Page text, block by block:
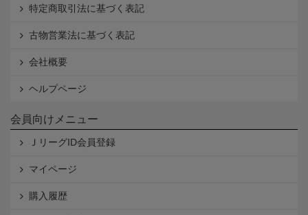
特定商取引法に基づく表記
古物営業法に基づく表記
会社概要
ヘルプページ
会員向けメニュー
ＪリーグID会員登録
マイページ
購入履歴